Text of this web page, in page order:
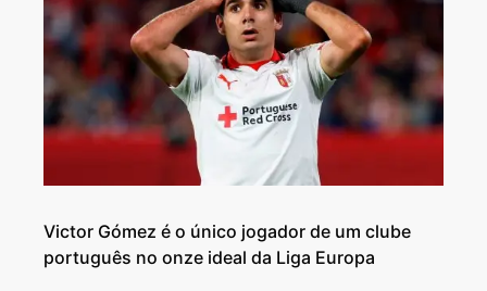
Victor Gómez é o único jogador de um clube
português no onze ideal da Liga Europa